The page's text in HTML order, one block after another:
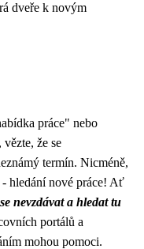
dveře k novým
práce" nebo
že se
termín. Nicméně,
- hledání nové práce! Ať
nevzdávat a hledat tu
portálů a
mohou pomoci.